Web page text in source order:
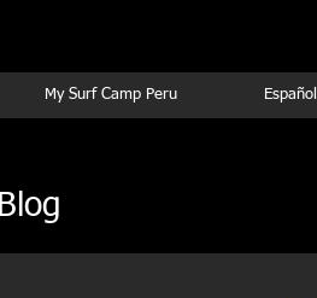
My Surf Camp Peru
Blog